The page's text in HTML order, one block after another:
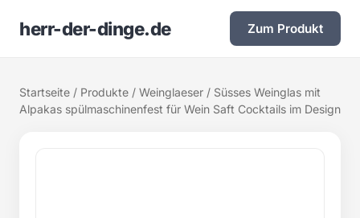
herr-der-dinge.de Zum Produkt
Startseite / Produkte / Weinglaeser / Süsses Weinglas mit
Alpakas spülmaschinenfest für Wein Saft Cocktails im Design